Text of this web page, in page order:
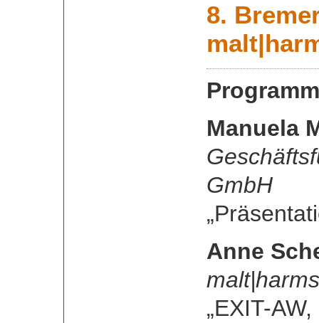
8.
Manuela
GmbH
Anne
„EXIT-